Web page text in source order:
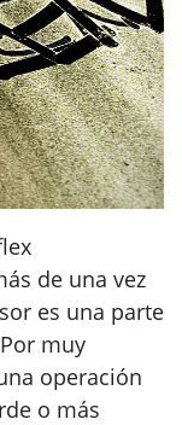
de una vez
es una parte
muy
operación
o más